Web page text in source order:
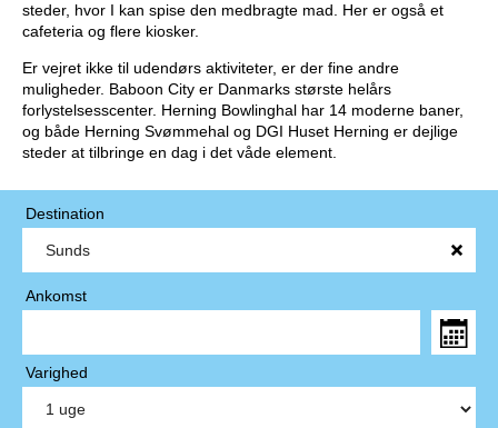
steder, hvor I kan spise den medbragte mad. Her er også et
cafeteria og flere kiosker.
Er vejret ikke til udendørs aktiviteter, er der fine andre
muligheder. Baboon City er Danmarks største helårs
forlystelsesscenter. Herning Bowlinghal har 14 moderne baner,
og både Herning Svømmehal og DGI Huset Herning er dejlige
steder at tilbringe en dag i det våde element.
Destination
Ankomst
Varighed